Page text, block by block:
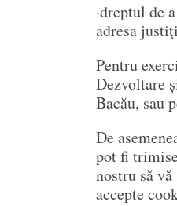
·dreptul de
adresa
Pentru
Dezvoltare
Bacău, sau
De
pot fi
nostru să
accepte